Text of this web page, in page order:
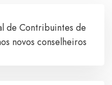
de Contribuintes de
novos conselheiros